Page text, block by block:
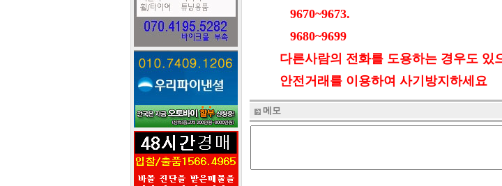
9670~9673.
9680~9699
다른사람의 전화를 도용하는 경우도 있
안전거래를 이용하여 사기방지하세요
메모